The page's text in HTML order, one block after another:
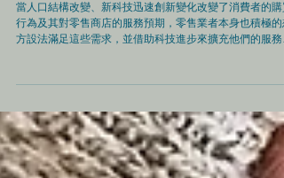
實體商店的科技利器
當人口結構改變、新科技迅速創新變化改變了消費者的購
略，就是以其原有實體商店為基礎，進一步擁抱新科技結
或建立網路上各...